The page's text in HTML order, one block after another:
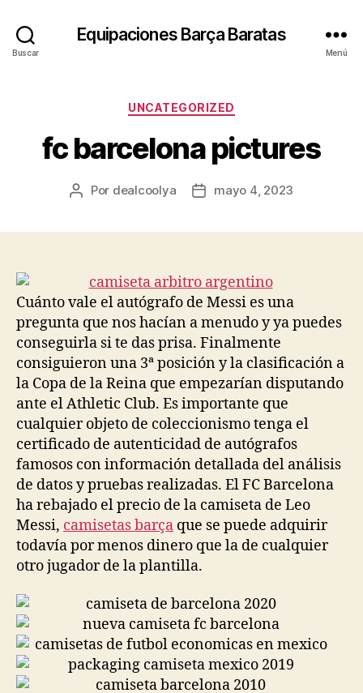
Buscar
Equipaciones Barça Baratas
Menú
Categorías
UNCATEGORIZED
fc barcelona pictures
Autor
Por dealcoolya
Fechamayo 4, 2023
Cuánto vale el autógrafo de Messi es una
pregunta que nos hacían a menudo y ya puedes
conseguirla si te das prisa. Finalmente
consiguieron una 3ª posición y la clasificación a
la Copa de la Reina que empezarían disputando
ante el Athletic Club. Es importante que
cualquier objeto de coleccionismo tenga el
certificado de autenticidad de autógrafos
famosos con información detallada del análisis
de datos y pruebas realizadas. El FC Barcelona
ha rebajado el precio de la camiseta de Leo
Messi, camisetas barça que se puede adquirir
todavía por menos dinero que la de cualquier
otro jugador de la plantilla.